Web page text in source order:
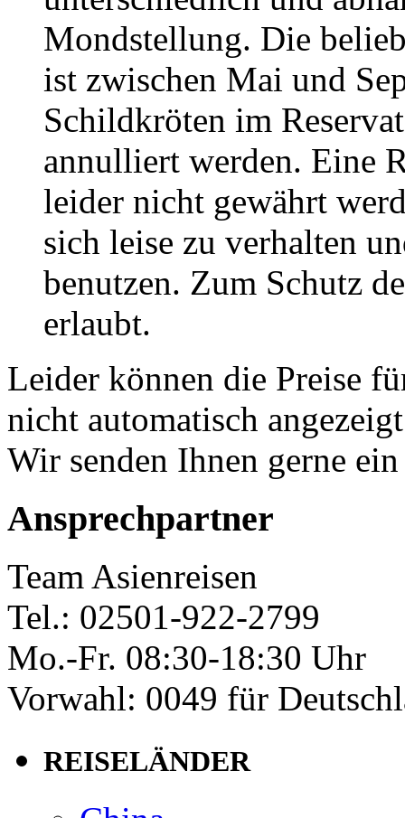
Mondstellung. Die
ist zwischen Mai und
Schildkröten im
annulliert werden. Eine
leider nicht gewährt
sich leise zu verhalten
benutzen. Zum Schutz
erlaubt.
Leider können die Preise
nicht automatisch
Wir senden Ihnen gerne
Ansprechpartner
Team Asienreisen
Tel.: 02501-922-2799
Mo.-Fr. 08:30-18:30 Uhr
Vorwahl: 0049 für
REISELÄNDER